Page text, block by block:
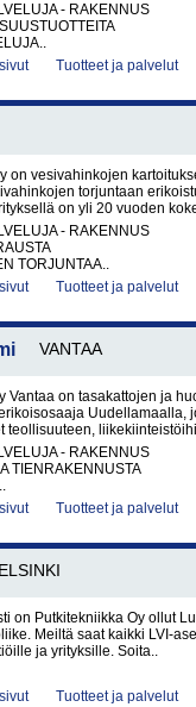
- RAKENNUS
Tuotteet ja palvelut
on vesivahinkojen
torjuntaan
on yli 20 vuoden
- RAKENNUS
TORJUNTAA..
Tuotteet ja palvelut
VANTAA
Vantaa on tasakattojen ja
Uudellamaalla,
teollisuuteen,
- RAKENNUS
TIENRAKENNUSTA
Tuotteet ja palvelut
on Putkitekniikka Oy ollut
Meiltä saat kaikki LVI-
ja yrityksille. Soita..
Tuotteet ja palvelut